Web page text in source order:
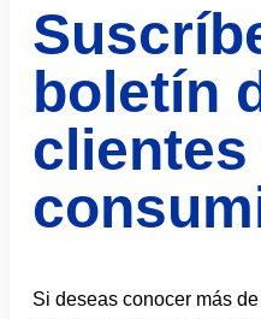
boletín
clientes
Si deseas conocer más